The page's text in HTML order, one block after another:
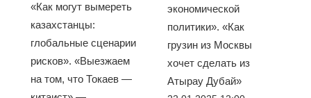
«Как могут вымереть
казахстанцы:
глобальные сценарии
рисков». «Выезжаем
на том, что Токаев —
экономической
политики». «Как
грузин из Москвы
хочет сделать из
Атырау Дубай»